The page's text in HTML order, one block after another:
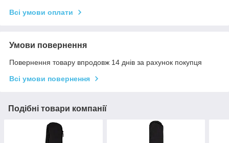
Всі умови оплати
Умови повернення
Повернення товару впродовж 14 днів за рахунок покупця
Всі умови повернення
Подібні товари компанії